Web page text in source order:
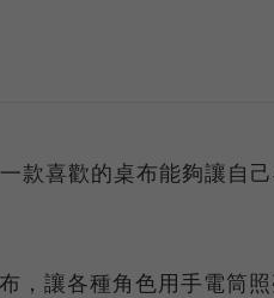
款喜歡的桌布能夠讓自
，讓各種角色用手電筒